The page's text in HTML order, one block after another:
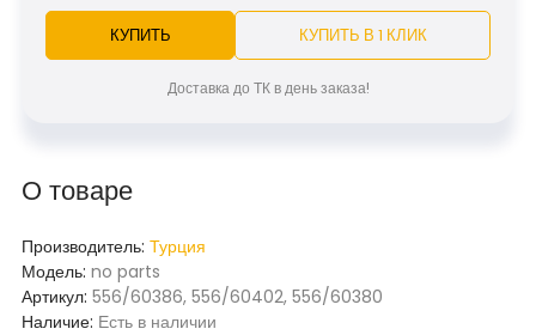
О товаре
Производитель: Турция
Модель: no parts
Артикул: 556/60386, 556/60402, 556/60380
Наличие: Есть в наличии
КУПИТЬ КУПИТЬ В 1 КЛИК
Доставка до ТК в день заказа!